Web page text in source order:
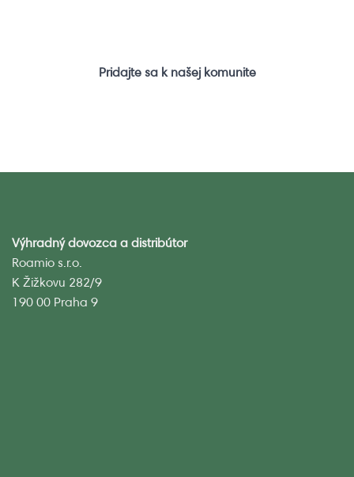
Pridajte sa k našej komunite
Výhradný dovozca a distribútor
Roamio s.r.o.
K Žižkovu 282/9
190 00 Praha 9